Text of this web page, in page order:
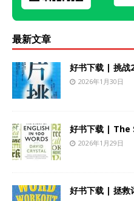
最新文章
好书下载 | 挑战
2026年1月30日
好书下载 |
2026年1月29日
好书下载 | 拯救